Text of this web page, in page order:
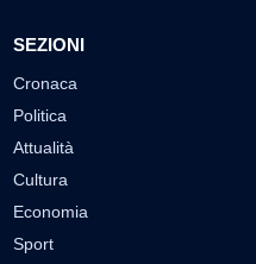
SEZIONI
Cronaca
Politica
Attualità
Cultura
Economia
Sport